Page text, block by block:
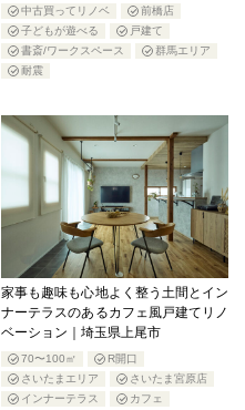
中古買ってリノベ
前橋店
子どもが遊べる
戸建て
書斎/ワークスペース
群馬エリア
耐震
家事も趣味も心地よく整う土間とイン
ナーテラスのあるカフェ風戸建てリノ
ベーション｜埼玉県上尾市
70〜100㎡
R開口
さいたまエリア
さいたま宮原店
インナーテラス
カフェ